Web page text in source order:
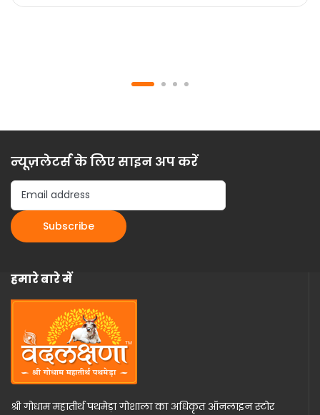
न्यूज़लेटर्स के लिए साइन अप करें
हमारे बारे में
श्री गोधाम महातीर्थ पथमेड़ा गोशाला का अधिकृत ऑनलाइन स्टोर